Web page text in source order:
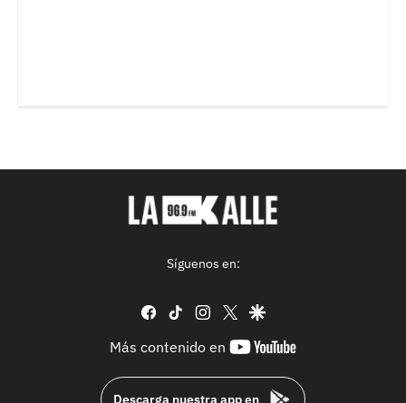
Síguenos en:
facebook
tiktok instagram
twittergoogle
Más contenido en
youtube-
Descarga nuestra app en